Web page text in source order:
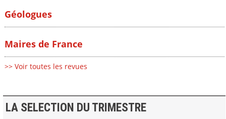
Géologues
Maires de France
>> Voir toutes les revues
LA SELECTION DU TRIMESTRE